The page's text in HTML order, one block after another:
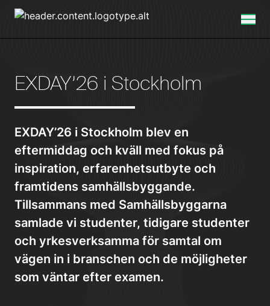
EXDAY’26 i Stockholm
EXDAY’26 i Stockholm blev en
eftermiddag och kväll med fokus på
inspiration, erfarenhetsutbyte och
framtidens samhällsbyggande.
Tillsammans med Samhällsbyggarna
samlade vi studenter, tidigare studenter
och yrkesverksamma för samtal om
vägen in i branschen och de möjligheter
som väntar efter examen.